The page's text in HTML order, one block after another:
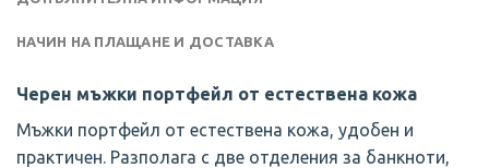
НАЧИН НА ПЛАЩАНЕ И ДОСТАВКА
Черен мъжки портфейл от естествена кожа
Мъжки портфейл от естествена кожа, удобен и
практичен. Разполага с две отделения за банкноти,